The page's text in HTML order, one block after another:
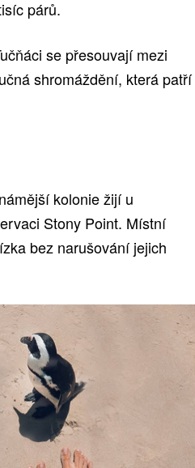
párů.
se přesouvají mezi
shromáždění, která patří
kolonie žijí u
Stony Point. Místní
bez narušování jejich